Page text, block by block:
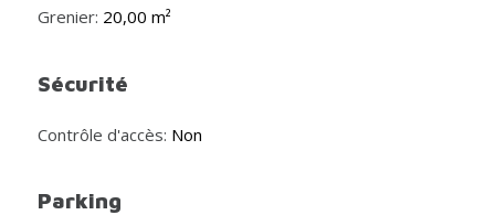
Grenier: 20,00 m²
Sécurité
Contrôle d'accès: Non
Parking